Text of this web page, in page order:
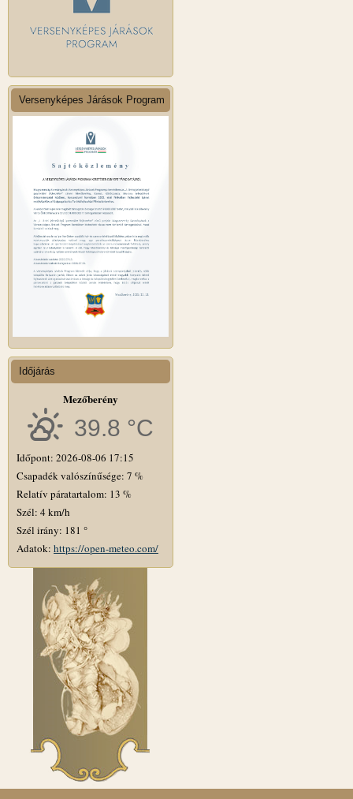
Versenyképes Járások Program
Időjárás
Mezőberény
39.8 °C
Időpont: 2026-08-06 17:15
Csapadék valószínűsége: 7 %
Relatív páratartalom: 13 %
Szél: 4 km/h
Szél irány: 181 °
Adatok: https://open-meteo.com/